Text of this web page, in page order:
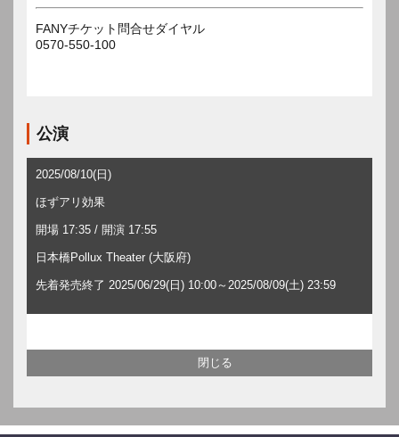
FANYチケット問合せダイヤル
0570-550-100
公演
2025/08/10(日)
ほずアリ効果
開場 17:35 / 開演 17:55
日本橋Pollux Theater (大阪府)
先着発売終了 2025/06/29(日) 10:00～2025/08/09(土) 23:59